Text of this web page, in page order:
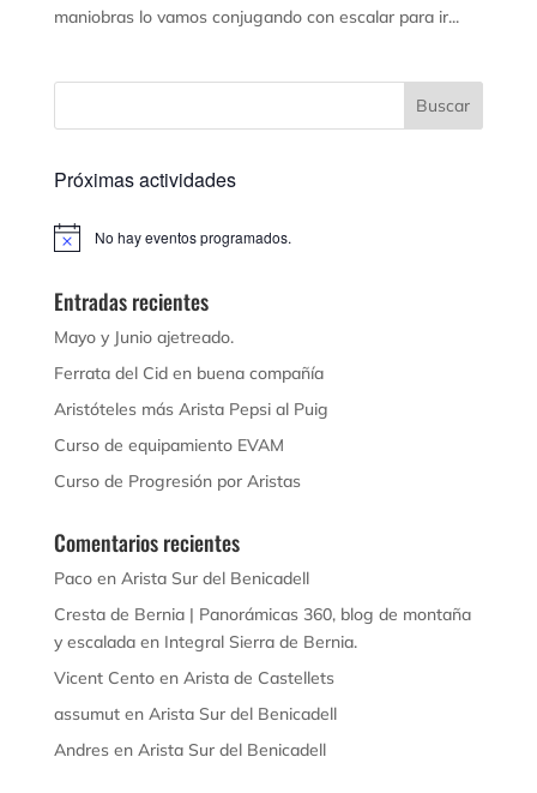
maniobras lo vamos conjugando con escalar para ir...
Próximas actividades
Aviso No hay eventos programados.
Entradas recientes
Mayo y Junio ajetreado.
Ferrata del Cid en buena compañía
Aristóteles más Arista Pepsi al Puig
Curso de equipamiento EVAM
Curso de Progresión por Aristas
Comentarios recientes
Pacoen Arista Sur del Benicadell
Cresta de Bernia | Panorámicas 360, blog de montaña
y escaladaen Integral Sierra de Bernia.
Vicent Centoen Arista de Castellets
assumuten Arista Sur del Benicadell
Andresen Arista Sur del Benicadell